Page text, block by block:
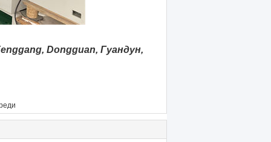
Dongguan, Гуандун,